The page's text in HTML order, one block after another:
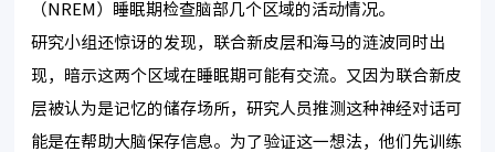
（NREM）睡眠期检查脑部几个区域的活动情况。
研究小组还惊讶的发现，联合新皮层和海马的涟波同时出
现，暗示这两个区域在睡眠期可能有交流。又因为联合新皮
层被认为是记忆的储存场所，研究人员推测这种神经对话可
能是在帮助大脑保存信息。为了验证这一想法，他们先训练